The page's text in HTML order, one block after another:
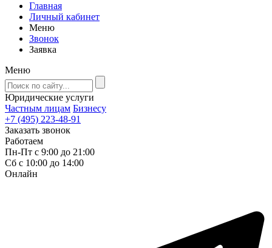
Главная
Личный кабинет
Меню
Звонок
Заявка
Меню
Юридические услуги
Частным лицам Бизнесу
+7 (495) 223-48-91
Заказать звонок
Работаем
Пн-Пт с 9:00 до 21:00
Сб с 10:00 до 14:00
Онлайн